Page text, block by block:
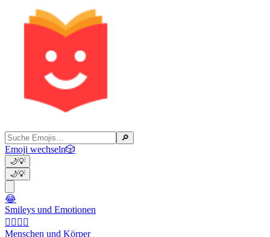
🔎
Emoji wechseln🎲
🌙💡
🌙💡
😂
Smileys und Emotionen
👩‍❤️‍💋‍👨
Menschen und Körper